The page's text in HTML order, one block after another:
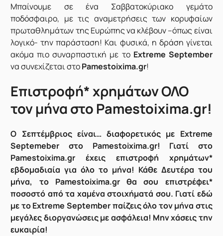
Μπαίνουμε σε ένα Σαββατοκύριακο γεμάτο
ποδόσφαιρο, με τις αναμετρήσεις των κορυφαίων
πρωταθλημάτων της Ευρώπης να κλέβουν –όπως είναι
λογικό- την παράσταση! Και φυσικά, η δράση γίνεται
ακόμα πιο συναρπαστική με το Extreme September
να συνεχίζεται στοPamestoixima.gr!
Επιστροφή* χρημάτων ΟΛΟ
τον μήνα στο Pamestoixima.gr!
Ο Σεπτέμβριος είναι… διαφορετικός με Extreme
Septemeber στο Pamestoixima.gr! Γιατί στο
Pamestoixima.gr έχεις επιστροφή χρημάτων*
εβδομαδιαία για όλο το μήνα! Κάθε Δευτέρα του
μήνα, το Pamestoixima.gr θα σου επιστρέφει*
ποσοστό από τα χαμένα στοιχήματά σου. Γιατί εδώ
με το Extreme September παίζεις όλο τον μήνα στις
μεγάλες διοργανώσεις με ασφάλεια! Μην χάσεις την
ευκαιρία!